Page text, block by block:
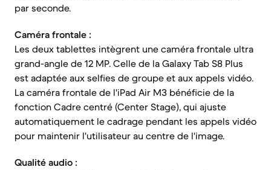
par seconde.
Caméra frontale :
Les deux tablettes intègrent une caméra frontale ultra
grand-angle de 12 MP. Celle de la Galaxy Tab S8 Plus
est adaptée aux selfies de groupe et aux appels vidéo.
La caméra frontale de l'iPad Air M3 bénéficie de la
fonction Cadre centré (Center Stage), qui ajuste
automatiquement le cadrage pendant les appels vidéo
pour maintenir l'utilisateur au centre de l'image.
Qualité audio :